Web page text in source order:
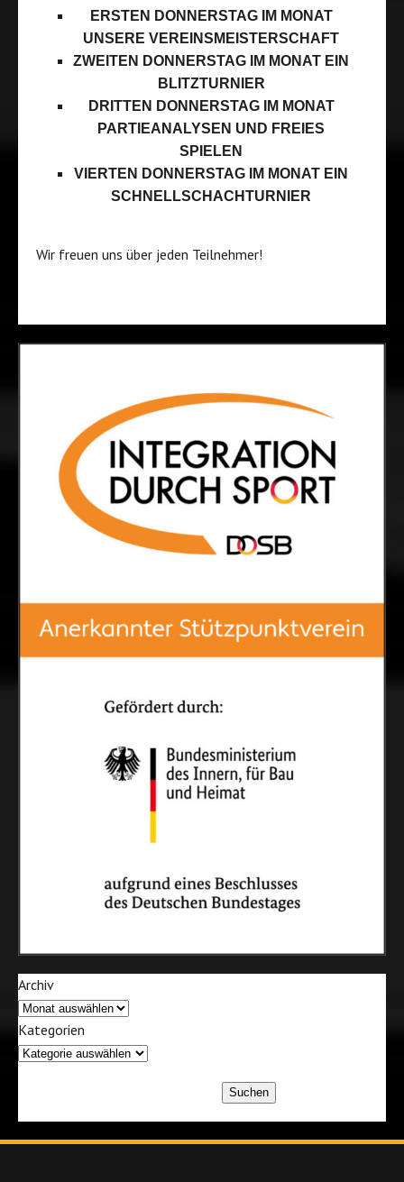
ERSTEN DONNERSTAG IM MONAT
UNSERE VEREINSMEISTERSCHAFT
ZWEITEN DONNERSTAG IM MONAT EIN
BLITZTURNIER
DRITTEN DONNERSTAG IM MONAT
PARTIEANALYSEN UND FREIES
SPIELEN
VIERTEN DONNERSTAG IM MONAT EIN
SCHNELLSCHACHTURNIER
Wir freuen uns über jeden Teilnehmer!
Archiv
Kategorien
Suchen